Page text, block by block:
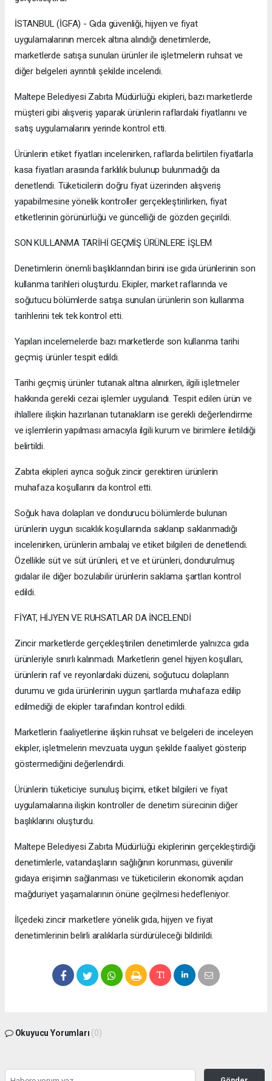
İSTANBUL (İGFA) - Gıda güvenliği, hijyen ve fiyat
uygulamalarının mercek altına alındığı denetimlerde,
marketlerde satışa sunulan ürünler ile işletmelerin ruhsat ve
diğer belgeleri ayrıntılı şekilde incelendi.
Maltepe Belediyesi Zabıta Müdürlüğü ekipleri, bazı marketlerde
müşteri gibi alışveriş yaparak ürünlerin raflardaki fiyatlarını ve
satış uygulamalarını yerinde kontrol etti.
Ürünlerin etiket fiyatları incelenirken, raflarda belirtilen fiyatlarla
kasa fiyatları arasında farklılık bulunup bulunmadığı da
denetlendi. Tüketicilerin doğru fiyat üzerinden alışveriş
yapabilmesine yönelik kontroller gerçekleştirilirken, fiyat
etiketlerinin görünürlüğü ve güncelliği de gözden geçirildi.
SON KULLANMA TARİHİ GEÇMİŞ ÜRÜNLERE İŞLEM
Denetimlerin önemli başlıklarından birini ise gıda ürünlerinin son
kullanma tarihleri oluşturdu. Ekipler, market raflarında ve
soğutucu bölümlerde satışa sunulan ürünlerin son kullanma
tarihlerini tek tek kontrol etti.
Yapılan incelemelerde bazı marketlerde son kullanma tarihi
geçmiş ürünler tespit edildi.
Tarihi geçmiş ürünler tutanak altına alınırken, ilgili işletmeler
hakkında gerekli cezai işlemler uygulandı. Tespit edilen ürün ve
ihlallere ilişkin hazırlanan tutanakların ise gerekli değerlendirme
ve işlemlerin yapılması amacıyla ilgili kurum ve birimlere iletildiği
belirtildi.
Zabıta ekipleri ayrıca soğuk zincir gerektiren ürünlerin
muhafaza koşullarını da kontrol etti.
Soğuk hava dolapları ve dondurucu bölümlerde bulunan
ürünlerin uygun sıcaklık koşullarında saklanıp saklanmadığı
incelenirken, ürünlerin ambalaj ve etiket bilgileri de denetlendi.
Özellikle süt ve süt ürünleri, et ve et ürünleri, dondurulmuş
gıdalar ile diğer bozulabilir ürünlerin saklama şartları kontrol
edildi.
FİYAT, HİJYEN VE RUHSATLAR DA İNCELENDİ
Zincir marketlerde gerçekleştirilen denetimlerde yalnızca gıda
ürünleriyle sınırlı kalınmadı. Marketlerin genel hijyen koşulları,
ürünlerin raf ve reyonlardaki düzeni, soğutucu dolapların
durumu ve gıda ürünlerinin uygun şartlarda muhafaza edilip
edilmediği de ekipler tarafından kontrol edildi.
Marketlerin faaliyetlerine ilişkin ruhsat ve belgeleri de inceleyen
ekipler, işletmelerin mevzuata uygun şekilde faaliyet gösterip
göstermediğini değerlendirdi.
Ürünlerin tüketiciye sunuluş biçimi, etiket bilgileri ve fiyat
uygulamalarına ilişkin kontroller de denetim sürecinin diğer
başlıklarını oluşturdu.
Maltepe Belediyesi Zabıta Müdürlüğü ekiplerinin gerçekleştirdiği
denetimlerle, vatandaşların sağlığının korunması, güvenilir
gıdaya erişimin sağlanması ve tüketicilerin ekonomik açıdan
mağduriyet yaşamalarının önüne geçilmesi hedefleniyor.
İlçedeki zincir marketlere yönelik gıda, hijyen ve fiyat
denetimlerinin belirli aralıklarla sürdürüleceği bildirildi.
Okuyucu Yorumları (0)